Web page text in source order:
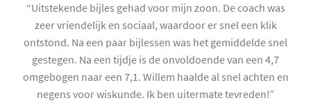
“Uitstekende bijles gehad voor mijn zoon. De coach was
zeer vriendelijk en sociaal, waardoor er snel een klik
ontstond. Na een paar bijlessen was het gemiddelde snel
gestegen. Na een tijdje is de onvoldoende van een 4,7
omgebogen naar een 7,1. Willem haalde al snel achten en
negens voor wiskunde. Ik ben uitermate tevreden!”